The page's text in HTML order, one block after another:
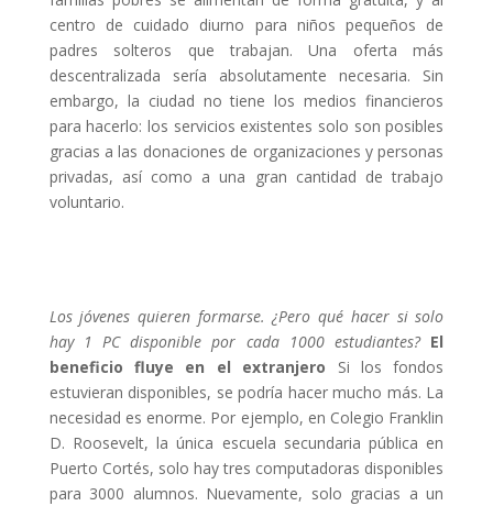
centro de cuidado diurno para niños pequeños de
padres solteros que trabajan. Una oferta más
descentralizada sería absolutamente necesaria. Sin
embargo, la ciudad no tiene los medios financieros
para hacerlo: los servicios existentes solo son posibles
gracias a las donaciones de organizaciones y personas
privadas, así como a una gran cantidad de trabajo
voluntario.
Los jóvenes quieren formarse. ¿Pero qué hacer si solo
hay 1 PC disponible por cada 1000 estudiantes? El
beneficio fluye en el extranjero Si los fondos
estuvieran disponibles, se podría hacer mucho más. La
necesidad es enorme. Por ejemplo, en Colegio Franklin
D. Roosevelt, la única escuela secundaria pública en
Puerto Cortés, solo hay tres computadoras disponibles
para 3000 alumnos. Nuevamente, solo gracias a un